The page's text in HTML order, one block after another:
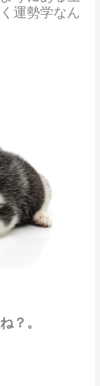
運勢学なん
？。